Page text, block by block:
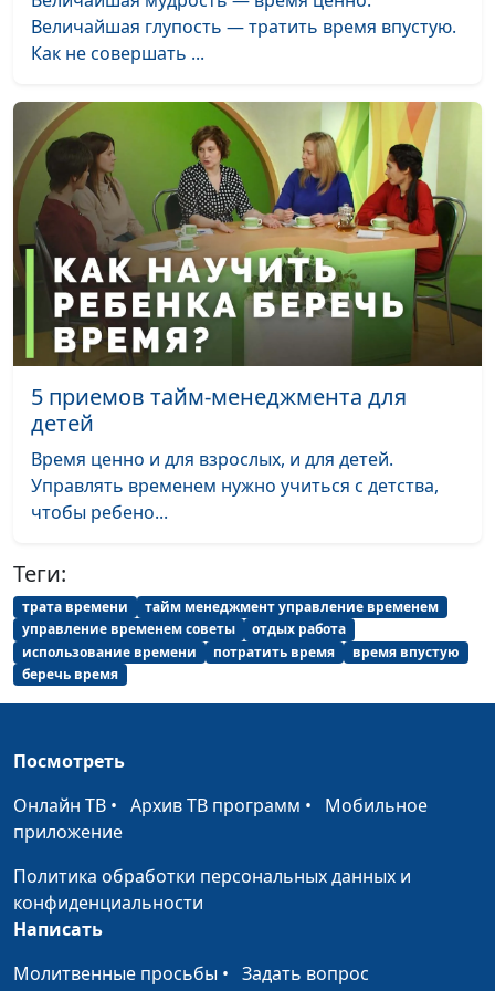
Речь - результат
эволюции или Божий
дар?
Секрет семейного
счастья
Антон Бойков,
священнослужитель
Как разбогатеть по-
настоящему?
Антон Бойков,
священнослужитель
#41
Довольны ли мы
жизнью?
Антон Бойков,
священнослужитель
#40
В чем сила слов?
Что делать с плохими
привычками?
священнослужитель
Откуда у нас
нравственные
Антон Бойков,
Что выбрать для
чтения?
Антон Бойков,
священнослужитель
#36
Как научиться
прощать?
священнослужитель
человеком?
Духовный голод
Антон Бойков,
Смерть - это конец?
Антон Бойков,
Зачем человеку брак?
Величайшая глупость — тратить время впустую.
Как не совершать ...
5 приемов тайм-менеджмента для
детей
Время ценно и для взрослых, и для детей.
Управлять временем нужно учиться с детства,
чтобы ребено...
Теги:
трата времени
тайм менеджмент управление временем
управление временем советы
отдых работа
использование времени
потратить время
время впустую
беречь время
Посмотреть
Онлайн ТВ • Архив ТВ программ • Мобильное
приложение
Политика обработки персональных данных и
конфиденциальности
Написать
Молитвенные просьбы • Задать вопрос